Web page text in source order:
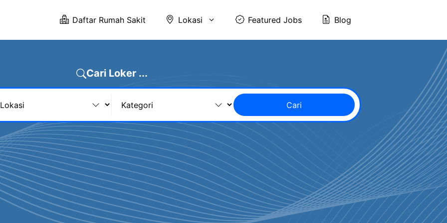
Daftar Rumah Sakit Lokasi Featured Jobs Blog
Cari Loker ...
Cari